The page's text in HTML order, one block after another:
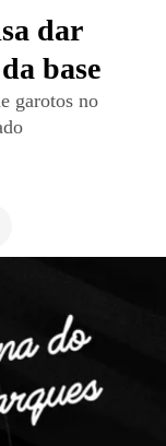
dar
base
garotos no